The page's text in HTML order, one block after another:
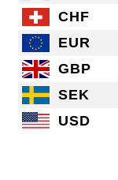
CHF
EUR
GBP
SEK
USD